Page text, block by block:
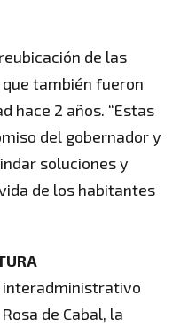
de las
también fueron
hace 2 años. “Estas
del gobernador y
soluciones y
de los habitantes
interadministrativo
de Cabal, la